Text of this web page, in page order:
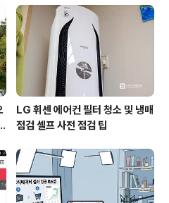
LG 휘센 에어컨 필터 청소 및 냉매
점검 셀프 사전 점검 팁